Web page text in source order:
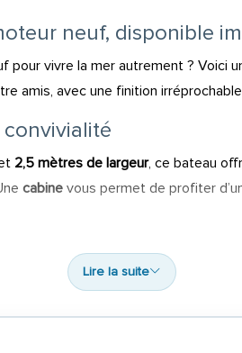
neuf, disponible
pour vivre la mer autrement ? Voici
amis, avec une finition
2,5 mètres de largeur, ce bateau
cabinevous permet de profiter
vos loisirs
confort maximal et des journées
Lire la suite